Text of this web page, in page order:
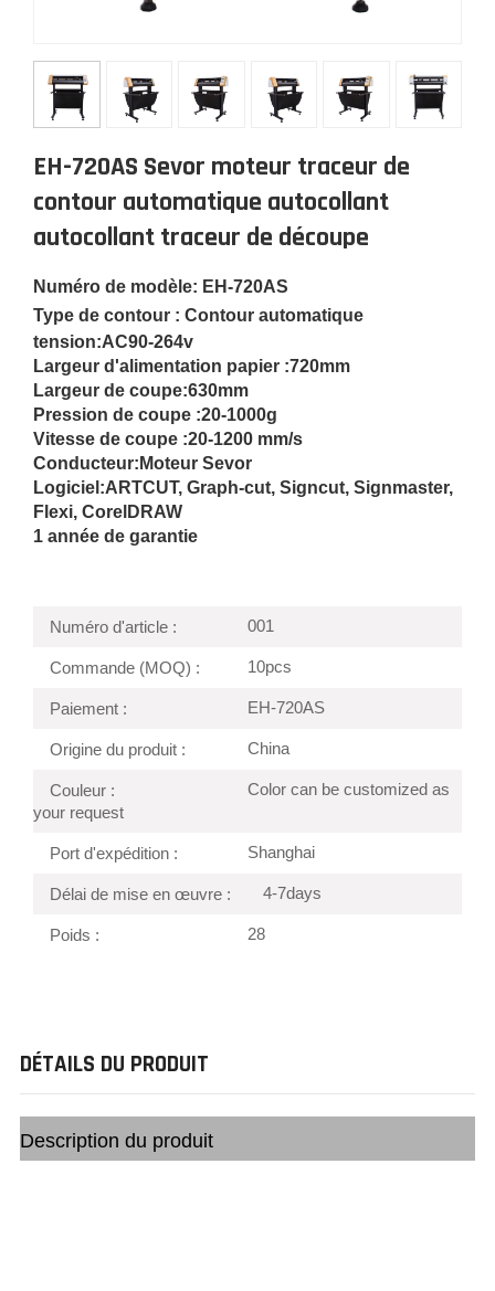
EH-720AS Sevor moteur traceur de
contour automatique autocollant
autocollant traceur de découpe
Numéro de modèle: EH-720AS
Type de contour : Contour automatique
tension:AC90-264v
Largeur d'alimentation papier :720mm
Largeur de coupe:630mm
Pression de coupe :20-1000g
Vitesse de coupe :20-1200 mm/s
Conducteur: Moteur Sevor
Logiciel:ARTCUT, Graph-cut, Signcut, Signmaster,
Flexi, CorelDRAW
1 année de garantie
Numéro d'article : 001
Commande (MOQ) : 10pcs
Paiement : EH-720AS
Origine du produit : China
Couleur :
Color can be customized as
your request
Port d'expédition : Shanghai
Délai de mise en œuvre : 4-7days
Poids : 28
DÉTAILS DU PRODUIT
Description du produit